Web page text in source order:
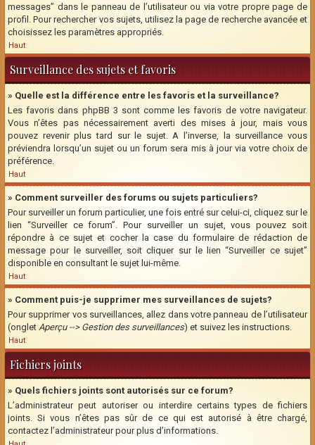
messages” dans le panneau de l’utilisateur ou via votre propre page de
profil. Pour rechercher vos sujets, utilisez la page de recherche avancée et
choisissez les paramètres appropriés.
Haut
Surveillance des sujets et favoris
» Quelle est la différence entre les favoris et la surveillance?
Les favoris dans phpBB 3 sont comme les favoris de votre navigateur.
Vous n’êtes pas nécessairement averti des mises à jour, mais vous
pouvez revenir plus tard sur le sujet. A l’inverse, la surveillance vous
préviendra lorsqu’un sujet ou un forum sera mis à jour via votre choix de
préférence.
Haut
» Comment surveiller des forums ou sujets particuliers?
Pour surveiller un forum particulier, une fois entré sur celui-ci, cliquez sur le
lien “Surveiller ce forum”. Pour surveiller un sujet, vous pouvez soit
répondre à ce sujet et cocher la case du formulaire de rédaction de
message pour le surveiller, soit cliquer sur le lien “Surveiller ce sujet”
disponible en consultant le sujet lui-même.
Haut
» Comment puis-je supprimer mes surveillances de sujets?
Pour supprimer vos surveillances, allez dans votre panneau de l’utilisateur
(onglet Aperçu --> Gestion des surveillances) et suivez les instructions.
Haut
Fichiers joints
» Quels fichiers joints sont autorisés sur ce forum?
L’administrateur peut autoriser ou interdire certains types de fichiers
joints. Si vous n’êtes pas sûr de ce qui est autorisé à être chargé,
contactez l’administrateur pour plus d’informations.